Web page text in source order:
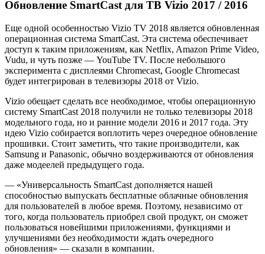
Обновление SmartCast для ТВ Vizio 2017 / 2016
Еще одной особенностью Vizio TV 2018 является обновленная
операционная система SmartCast. Эта система обеспечивает
доступ к таким приложениям, как Netflix, Amazon Prime Video,
Vudu, и чуть позже — YouTube TV. После небольшого
эксперимента с дисплеями Chromecast, Google Chromecast
будет интегрирован в телевизоры 2018 от Vizio.
Vizio обещает сделать все необходимое, чтобы операционную
систему SmartCast 2018 получили не только телевизоры 2018
модельного года, но и ранние модели 2016 и 2017 года. Эту
идею Vizio собирается воплотить через очередное обновление
прошивки. Стоит заметить, что такие производители, как
Samsung и Panasonic, обычно воздерживаются от обновления
даже модеелей предыдущего года.
— «Универсальность SmartCast дополняется нашей
способностью выпускать бесплатные облачные обновления
для пользователей в любое время. Поэтому, независимо от
того, когда пользователь приобрел свой продукт, он сможет
пользоваться новейшими приложениями, функциями и
улучшениями без необходимости ждать очередного
обновления» — сказали в компании.